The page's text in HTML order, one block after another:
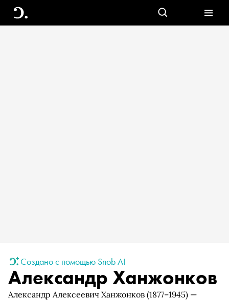
Создано с помощью Snob AI
Александр Ханжонков
Александр Алексеевич Ханжонков (1877–1945) —